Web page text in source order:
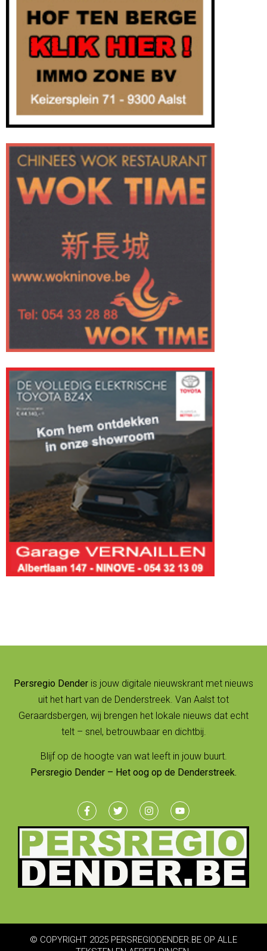
Persregio Dender is jouw digitale nieuwskrant met nieuws
uit het hart van de Denderstreek. Van Aalst tot
Geraardsbergen, wij brengen het lokale nieuws dat echt
telt – snel, betrouwbaar en dichtbij.
Blijf op de hoogte van wat leeft in jouw buurt.
Persregio Dender – Het oog op de Denderstreek.
© COPYRIGHT 2025 PERSREGIODENDER.BE OP ALLE